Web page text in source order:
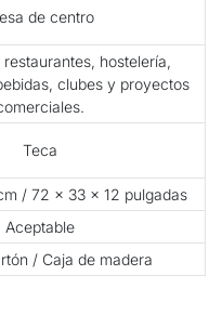
de centro
hostelería,
clubes y proyectos
Teca
/ 72 × 33 × 12 pulgadas
Aceptable
/ Caja de madera